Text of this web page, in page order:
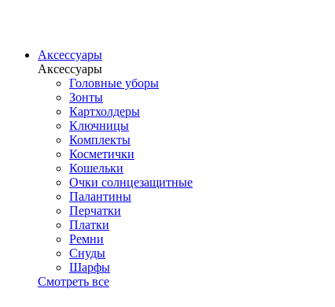
Аксессуары
Аксессуары
Головные уборы
Зонты
Картхолдеры
Ключницы
Комплекты
Косметички
Кошельки
Очки солнцезащитные
Палантины
Перчатки
Платки
Ремни
Снуды
Шарфы
Смотреть все